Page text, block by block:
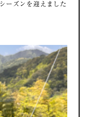
ーズンを迎えました